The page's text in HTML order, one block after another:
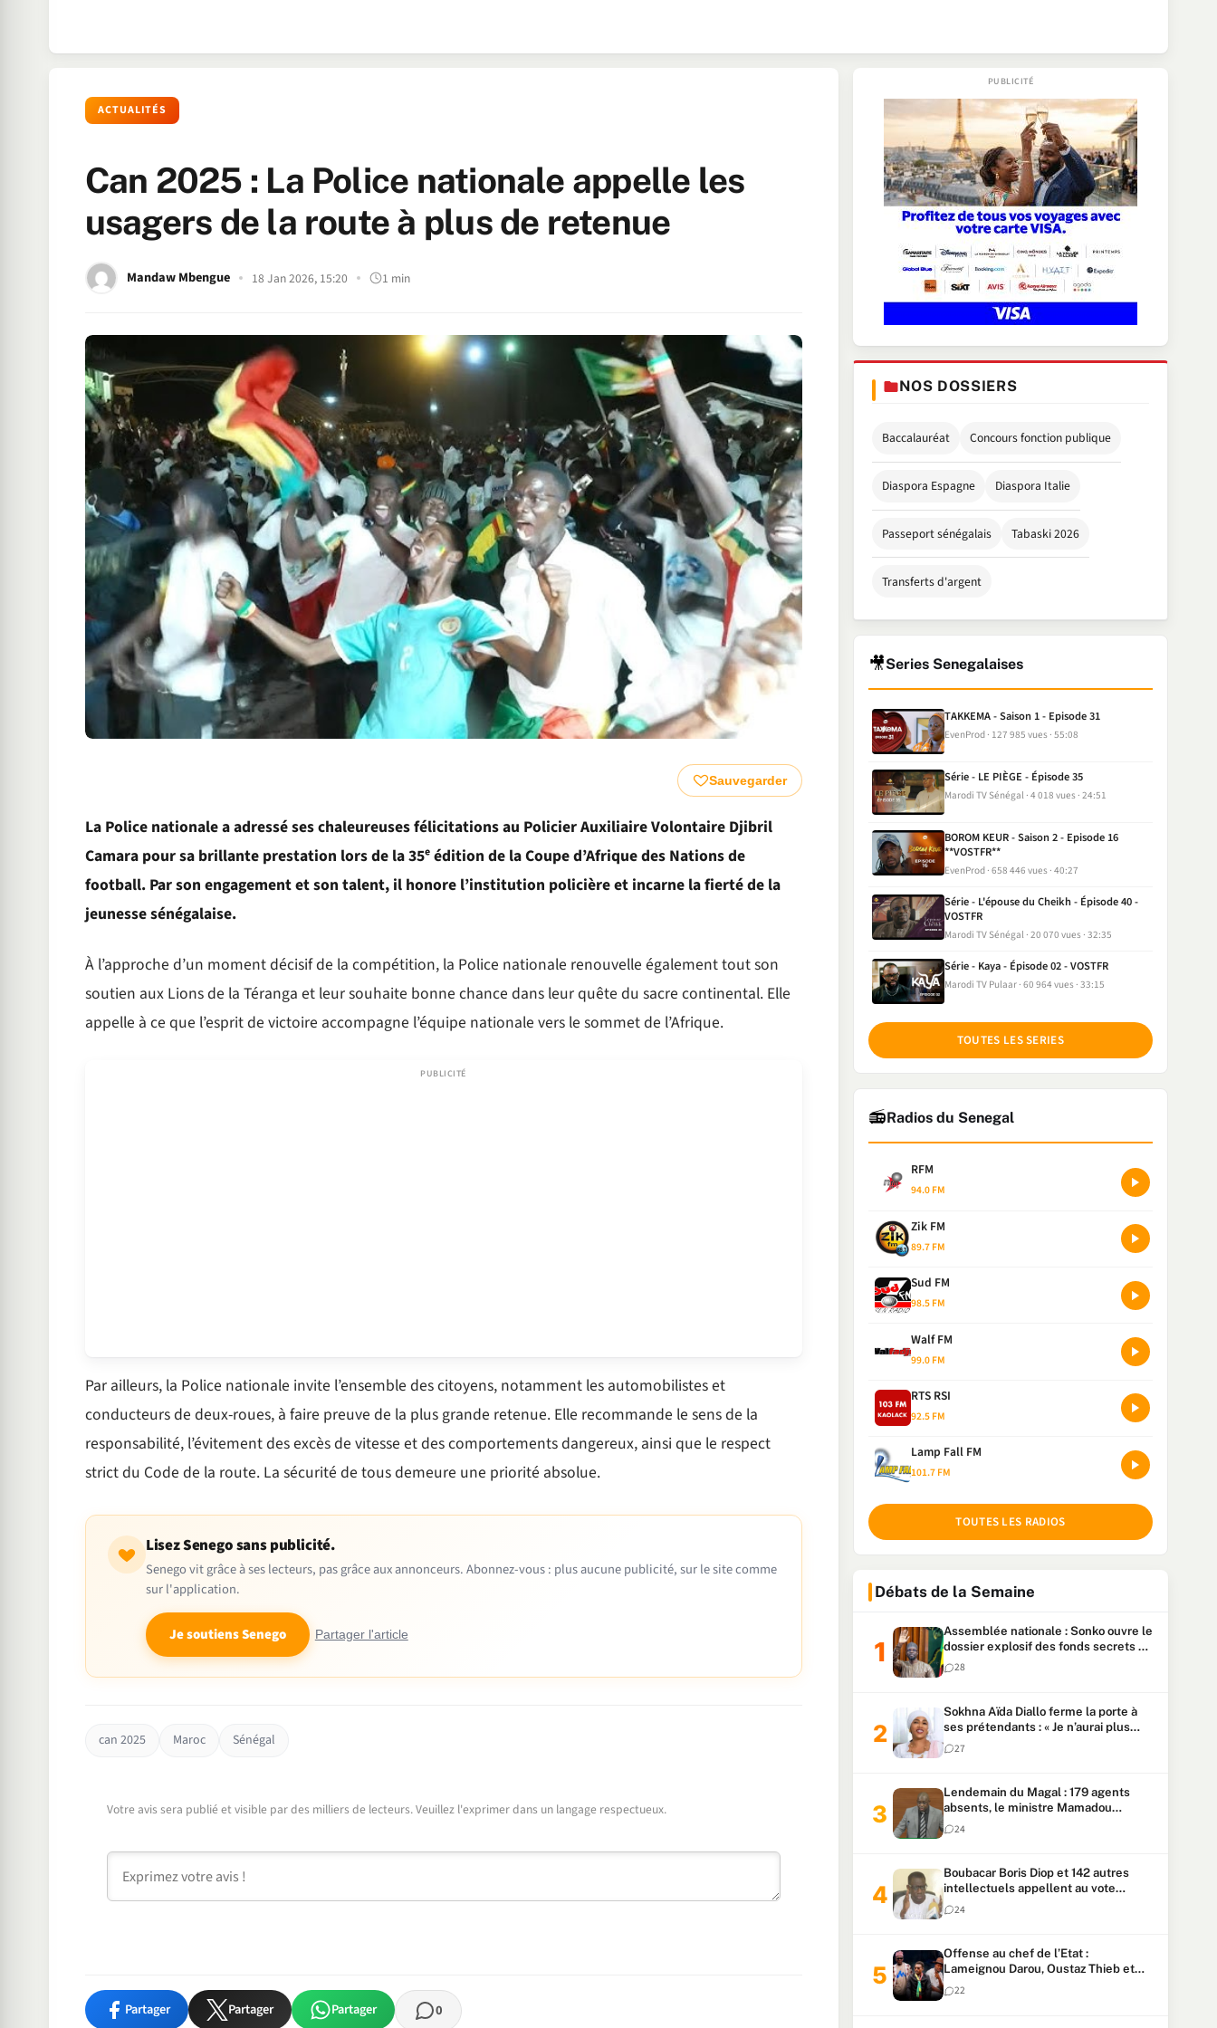
ACTUALITÉS
Can 2025 : La Police nationale appelle les
usagers de la route à plus de retenue
Mandaw Mbengue 18 Jan 2026, 15:20 1 min
Sauvegarder
La Police nationale a adressé ses chaleureuses félicitations au Policier Auxiliaire Volontaire Djibril
Camara pour sa brillante prestation lors de la 35ᵉ édition de la Coupe d’Afrique des Nations de
football. Par son engagement et son talent, il honore l’institution policière et incarne la fierté de la
jeunesse sénégalaise.
À l’approche d’un moment décisif de la compétition, la Police nationale renouvelle également tout son
soutien aux Lions de la Téranga et leur souhaite bonne chance dans leur quête du sacre continental. Elle
appelle à ce que l’esprit de victoire accompagne l’équipe nationale vers le sommet de l’Afrique.
Par ailleurs, la Police nationale invite l’ensemble des citoyens, notamment les automobilistes et
conducteurs de deux-roues, à faire preuve de la plus grande retenue. Elle recommande le sens de la
responsabilité, l’évitement des excès de vitesse et des comportements dangereux, ainsi que le respect
strict du Code de la route. La sécurité de tous demeure une priorité absolue.
Lisez Senego sans publicité.
Senego vit grâce à ses lecteurs, pas grâce aux annonceurs. Abonnez-vous : plus aucune publicité, sur le site comme
sur l'application.
Je soutiens Senego Partager l'article
can 2025 Maroc Sénégal
Votre avis sera publié et visible par des milliers de lecteurs. Veuillez l'exprimer dans un langage respectueux.
Partager Partager Partager 0
NOS DOSSIERS
Baccalauréat Concours fonction publique
Diaspora Espagne Diaspora Italie
Passeport sénégalais Tabaski 2026
Transferts d'argent
🎥Series Senegalaises
TAKKEMA - Saison 1 - Episode 31
EvenProd 127 985 vues 55:08
Série - LE PIÈGE - Épisode 35
Marodi TV Sénégal 4 018 vues 24:51
BOROM KEUR - Saison 2 - Episode 16
**VOSTFR**
EvenProd 658 446 vues 40:27
Série - L'épouse du Cheikh - Épisode 40 -
VOSTFR
Marodi TV Sénégal 20 070 vues 32:35
Série - Kaya - Épisode 02 - VOSTFR
Marodi TV Pulaar 60 964 vues 33:15
TOUTES LES SERIES
📻Radios du Senegal
RFM
94.0 FM
Zik FM
89.7 FM
Sud FM
98.5 FM
Walf FM
99.0 FM
RTS RSI
92.5 FM
Lamp Fall FM
101.7 FM
TOUTES LES RADIOS
Débats de la Semaine
Assemblée nationale : Sonko ouvre le
dossier explosif des fonds secrets et
du patrimoine présidentiel
28
Sokhna Aïda Diallo ferme la porte à
ses prétendants : « Je n’aurai plus
jamais un autre mari »
27
Lendemain du Magal : 179 agents
absents, le ministre Mamadou
Lamine Dianté exige des explications
24
Boubacar Boris Diop et 142 autres
intellectuels appellent au vote
urgent de la révision
constitutionnelle
24
Offense au chef de l’Etat :
Lameignou Darou, Oustaz Thieb et
Ndiaye Touba lourdement
condamnés
22